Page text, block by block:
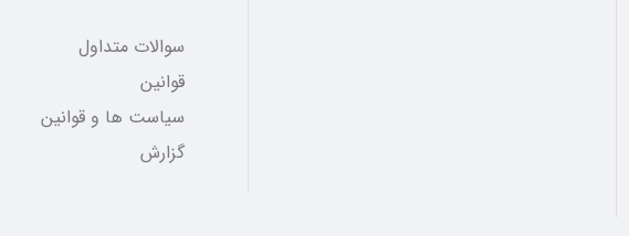
سوالات متداول
قوانین
سیاست ها و قوانین
گزارش